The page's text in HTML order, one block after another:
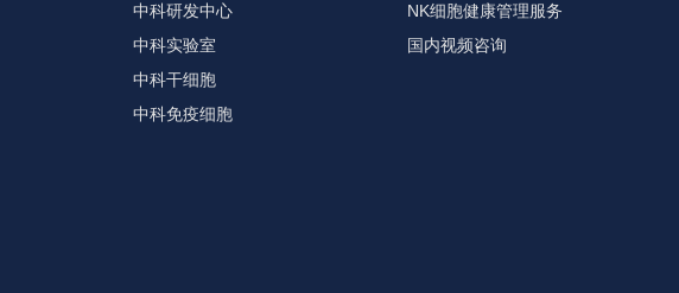
中科研发中心
中科实验室
中科干细胞
中科免疫细胞
NK细胞健康管理服务
国内视频咨询